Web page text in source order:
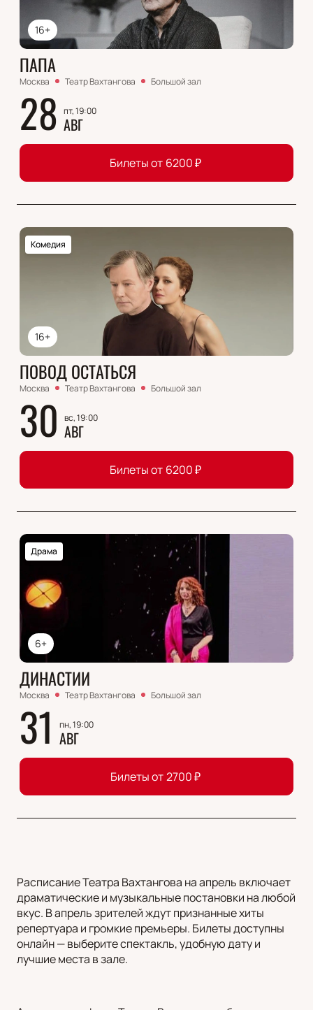
16+
ПАПА
Москва Театр Вахтангова Большой зал
28 пт, 19:00
АВГ
Билеты от 6200₽
16+
Комедия
ПОВОД ОСТАТЬСЯ
Москва Театр Вахтангова Большой зал
30 вс, 19:00
АВГ
Билеты от 6200₽
6+
Драма
ДИНАСТИИ
Москва Театр Вахтангова Большой зал
31 пн, 19:00
АВГ
Билеты от 2700₽
Расписание Театра Вахтангова на апрель включает
драматические и музыкальные постановки на любой
вкус. В апрель зрителей ждут признанные хиты
репертуара и громкие премьеры. Билеты доступны
онлайн — выберите спектакль, удобную дату и
лучшие места в зале.